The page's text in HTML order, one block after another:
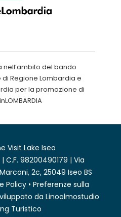
nell’ambito del bando
Regione Lombardia e
per la promozione di
Visit Lake Iseo
C.F. 98200490179 | Via
2c, 25049 Iseo BS
Policy • Preferenze sulla
da Linoolmostudio
Turistico